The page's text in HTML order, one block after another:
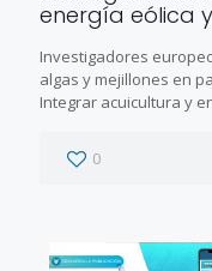
energía eólica
Investigadores
algas y mejillones en
Integrar acuicultura y
0